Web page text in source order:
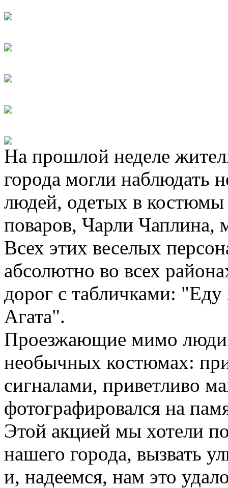
На прошлой неделе
города могли наблюдать
людей, одетых в костюмы
поваров, Чарли Чаплина,
Всех этих веселых
абсолютно во всех
дорог с табличками:
Агата".
Проезжающие мимо люди
необычных костюмах:
сигналами, приветливо
фотографировался на
Этой акцией мы хотели
нашего города, вызвать
и, надеемся, нам это